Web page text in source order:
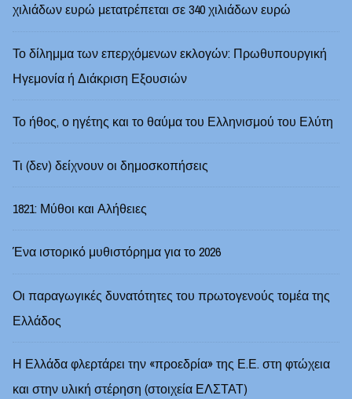
χιλιάδων ευρώ μετατρέπεται σε 340 χιλιάδων ευρώ
Το δίλημμα των επερχόμενων εκλογών: Πρωθυπουργική
Ηγεμονία ή Διάκριση Εξουσιών
Το ήθος, ο ηγέτης και το θαύμα του Ελληνισμού του Ελύτη
Τι (δεν) δείχνουν οι δημοσκοπήσεις
1821: Μύθοι και Αλήθειες
Ένα ιστορικό μυθιστόρημα για το 2026
Οι παραγωγικές δυνατότητες του πρωτογενούς τομέα της
Ελλάδος
Η Ελλάδα φλερτάρει την «προεδρία» της Ε.Ε. στη φτώχεια
και στην υλική στέρηση (στοιχεία ΕΛΣΤΑΤ)